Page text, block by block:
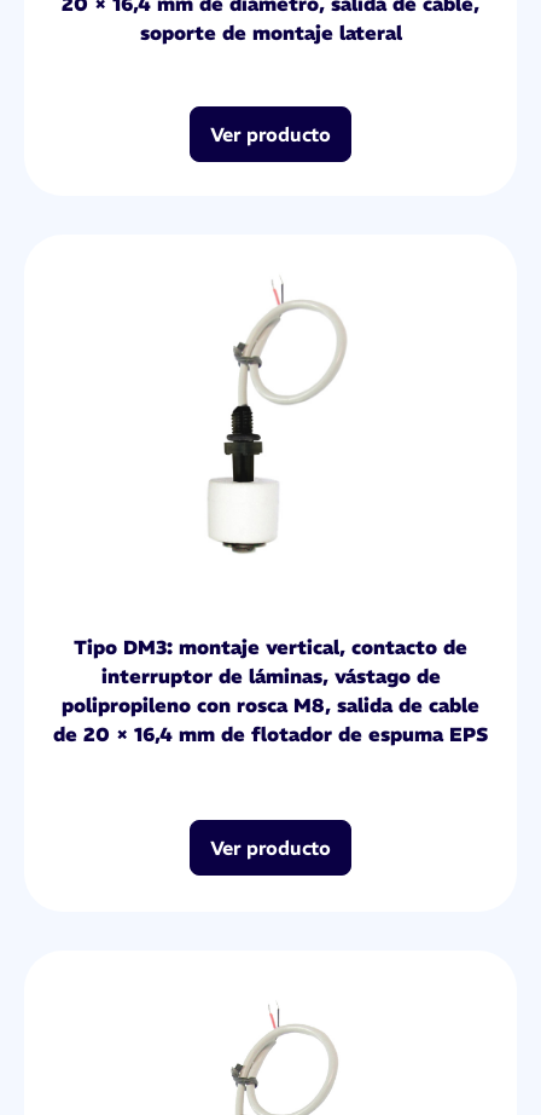
soporte de montaje lateral
Ver producto
Tipo DM3: montaje vertical, contacto de
interruptor de láminas, vástago de
polipropileno con rosca M8, salida de cable
de 20 × 16,4 mm de flotador de espuma EPS
Ver producto